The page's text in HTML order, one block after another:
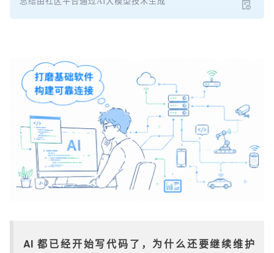
AI 都已经开始写代码了，为什么还要继续维护